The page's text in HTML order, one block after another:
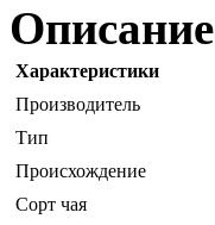
Описание
Характеристики
Производитель
Тип
Происхождение
Сорт чая